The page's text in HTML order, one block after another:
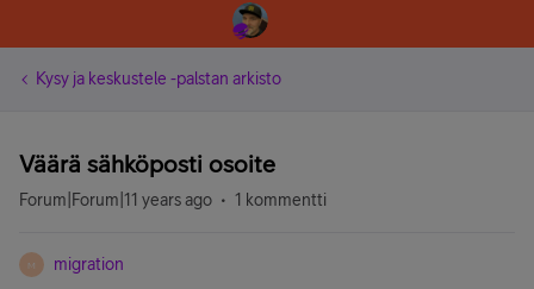
Kysy ja keskustele -palstan arkisto
Väärä sähköposti osoite
Forum|Forum|11 years ago 1 kommentti
M migration